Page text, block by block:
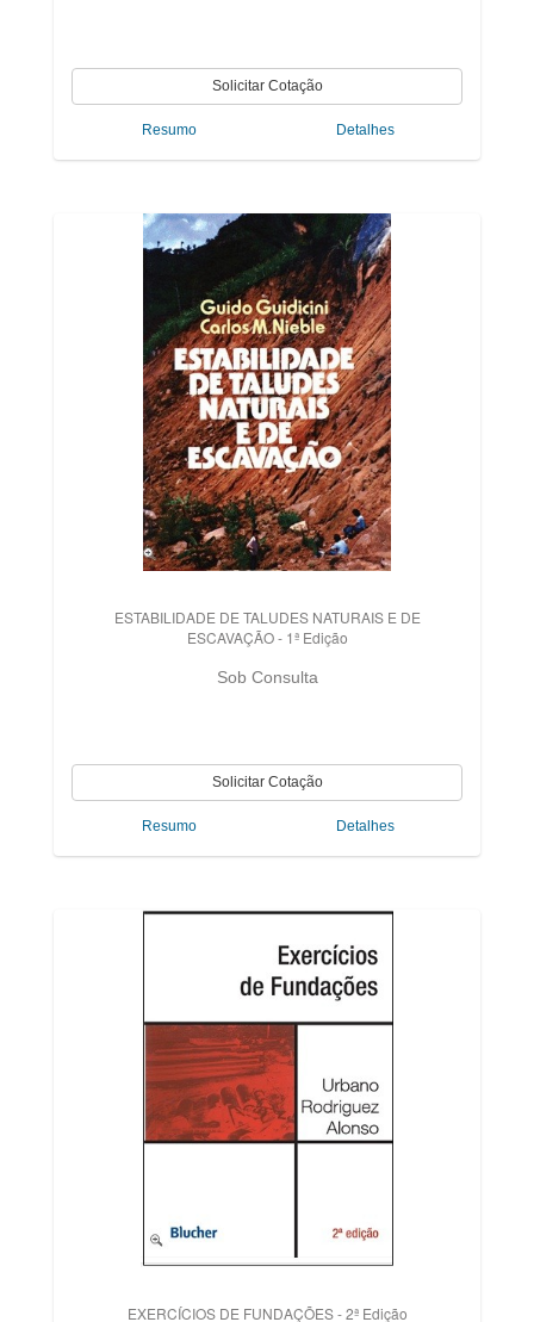
Resumo Detalhes
ESTABILIDADE DE TALUDES NATURAIS E DE
ESCAVAÇÃO - 1ª Edição
Sob Consulta
Resumo Detalhes
EXERCÍCIOS DE FUNDAÇÕES - 2ª Edição